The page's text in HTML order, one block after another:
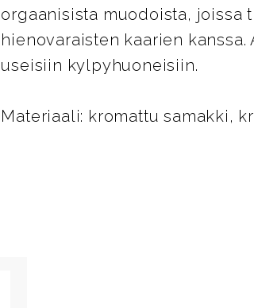
orgaanisista muodoista, joissa
hienovaraisten kaarien
useisiin kylpyhuoneisiin.
Materiaali: kromattu samakki,